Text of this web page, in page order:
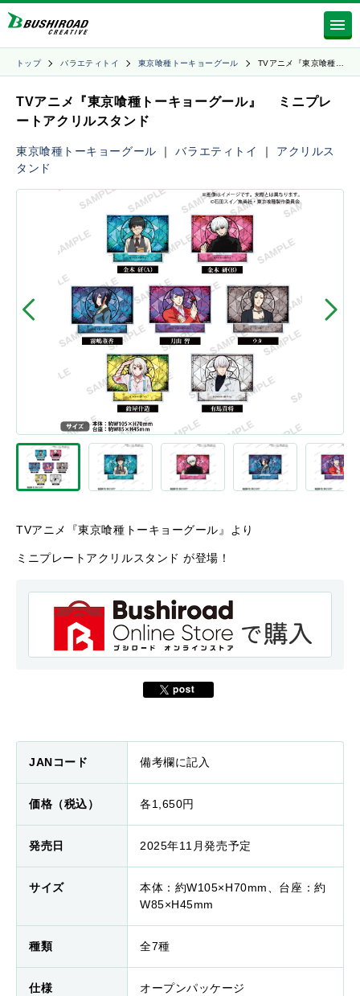
トップ バラエティトイ 東京喰種トーキョーグール TVアニメ『東京喰種…
TVアニメ『東京喰種トーキョーグール』 ミニプレ
ートアクリルスタンド
東京喰種トーキョーグール ｜バラエティトイ ｜ アクリルス
タンド
TVアニメ『東京喰種トーキョーグール』より
ミニプレートアクリルスタンド が登場！
JANコード 備考欄に記入
価格（税込） 各1,650円
発売日 2025年11月発売予定
サイズ
本体：約W105×H70mm、台座：約
W85×H45mm
種類 全7種
仕様 オープンパッケージ